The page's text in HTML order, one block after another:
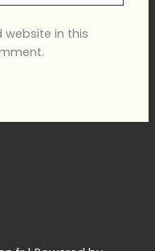
website in this